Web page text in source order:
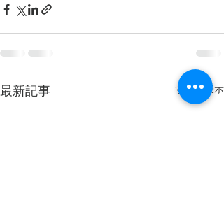
最新記事 すべて表示